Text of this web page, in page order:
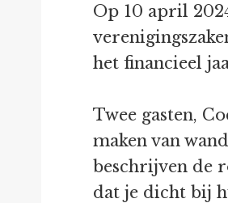
Op 10 april
het financieel
Twee gasten,
maken van
beschrijven de
dat je dicht bij